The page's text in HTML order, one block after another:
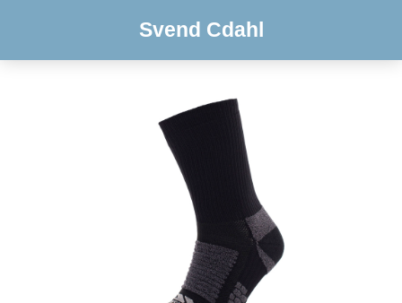
Svend Cdahl